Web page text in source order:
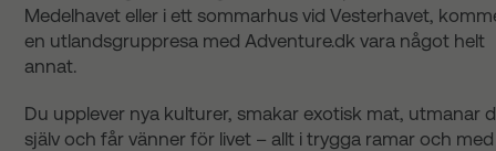
Medelhavet eller i ett sommarhus vid Vesterhavet,
en utlandsgruppresa med Adventure.dk vara något helt
annat.
Du upplever nya kulturer, smakar exotisk mat, utmanar
själv och får vänner för livet – allt i trygga ramar och med